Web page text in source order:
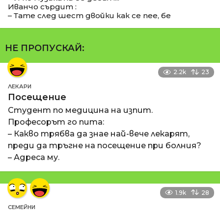
Иванчо сърдит :
– Тате след шест двойки как се пее, бе
НЕ ПРОПУСКАЙ:
2.2k 23
ЛЕКАРИ
Посещение
Студент по медицина на изпит.
Професорът го пита:
– Какво трябва да знае най-вече лекарят,
преди да тръгне на посещение при болния?
– Адреса му.
1.9k 28
СЕМЕЙНИ